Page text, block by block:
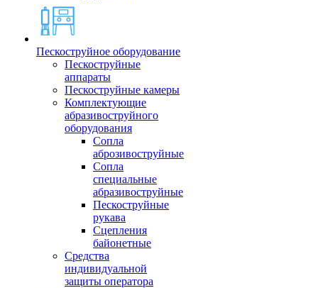
Пескоструйное оборудование
Пескоструйные
аппараты
Пескоструйные камеры
Комплектующие
абразивоструйного
оборудования
Сопла
аброзивоструйные
Сопла
специальные
абразивоструйные
Пескоструйные
рукава
Сцепления
байонетные
Средства
индивидуальной
защиты оператора